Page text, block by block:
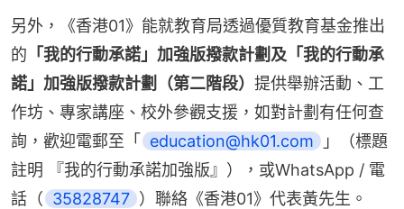
另外，《香港01》能就教育局透過優質教育基金推出
的 「我的行動承諾」加強版撥款計劃及「我的行動承
諾」加強版撥款計劃（第二階段） 提供舉辦活動、工
作坊、專家講座、校外參觀支援，如對計劃有任何查
詢，歡迎電郵至「 education@hk01.com
」（標題
註明 『我的行動承諾加強版』），或WhatsApp / 電
話（ 35828747 ）聯絡《香港01》代表黃先生。